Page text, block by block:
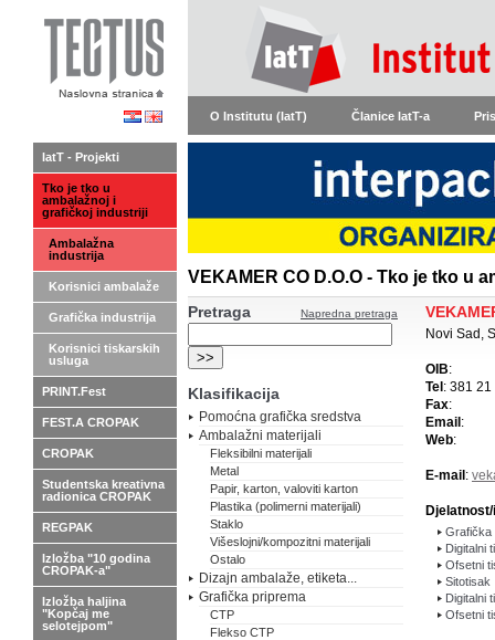
O Institutu (IatT) Članice IatT-a
VEKAMER CO D.O.O - Tko je tko u
Napredna pretraga
Pretraga
Klasifikacija
Pomoćna grafička sredstva
Ambalažni materijali
Fleksibilni materijali
Metal
Papir, karton, valoviti karton
Plastika (polimerni materijali)
Staklo
Višeslojni/kompozitni materijali
Ostalo
Dizajn ambalaže, etiketa...
Grafička priprema
CTP
Flekso CTP
Novi Sad,
OIB:
Tel : 381
Fax:
Email :
Web:
E-mail :
Djelatnost/i
Grafička
Digitalni
Ofsetni
Sitotisak
Digitalni
Ofsetni
IatT - Projekti
Tko je tko u
ambalažnoj i
grafičkoj industriji
Ambalažna
industrija
Korisnici ambalaže
Grafička industrija
Korisnici tiskarskih
usluga
PRINT.Fest
FEST.A CROPAK
CROPAK
Studentska kreativna
radionica CROPAK
REGPAK
Izložba "10 godina
CROPAK-a"
Izložba haljina
"Kopčaj me
selotejpom"